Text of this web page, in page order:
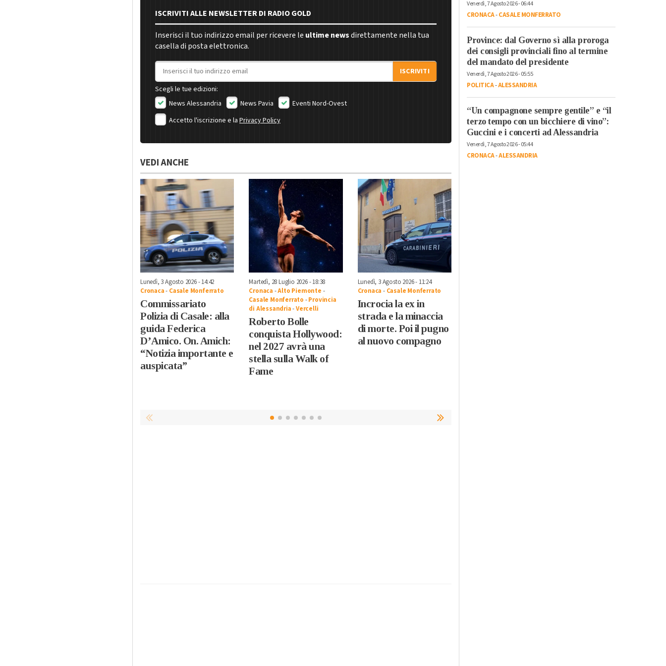
ISCRIVITI ALLE NEWSLETTER DI RADIO GOLD
Inserisci il tuo indirizzo email per ricevere le ultime newsdirettamente nella tua
casella di posta elettronica.
Indirizzo email
ISCRIVITI
Scegli le tue edizioni:
News Alessandria
News Pavia
Eventi Nord-Ovest
Accetto l'iscrizione e la Privacy Policy
VEDI ANCHE
Lunedì, 3 Agosto 2026 - 14:42
Cronaca- Casale Monferrato
Commissariato
Polizia di Casale: alla
guida Federica
D’Amico. On. Amich:
“Notizia importante e
auspicata”
Martedì, 28 Luglio 2026 - 18:38
Cronaca -Alto Piemonte -
Casale Monferrato -Provincia
di Alessandria-Vercelli
Roberto Bolle
conquista Hollywood:
nel 2027 avrà una
stella sulla Walk of
Fame
Lunedì, 3 Agosto 2026 - 11:24
Cronaca - Casale Monferrato
Incrocia la ex in
strada e la minaccia
di morte. Poi il pugno
al nuovo compagno
Venerdì, 7 Agosto 2026 - 06:44
CRONACA-CASALE MONFERRATO
Province: dal Governo sì alla proroga
dei consigli provinciali fino al termine
del mandato del presidente
Venerdì, 7 Agosto 2026 - 05:55
POLITICA-ALESSANDRIA
“Un compagnone sempre gentile” e “il
terzo tempo con un bicchiere di vino”:
Guccini e i concerti ad Alessandria
Venerdì, 7 Agosto 2026 - 05:44
CRONACA-ALESSANDRIA